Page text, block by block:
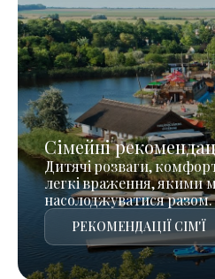
Сімейні
Дитячі розваги,
легкі враження, якими
насолоджуватися разом.
РЕКОМЕНДАЦІЇ СІМ'Ї